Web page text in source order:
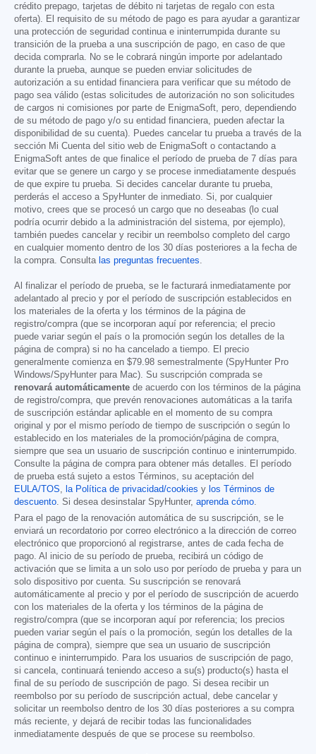
crédito prepago, tarjetas de débito ni tarjetas de regalo con esta
oferta). El requisito de su método de pago es para ayudar a garantizar
una protección de seguridad continua e ininterrumpida durante su
transición de la prueba a una suscripción de pago, en caso de que
decida comprarla. No se le cobrará ningún importe por adelantado
durante la prueba, aunque se pueden enviar solicitudes de
autorización a su entidad financiera para verificar que su método de
pago sea válido (estas solicitudes de autorización no son solicitudes
de cargos ni comisiones por parte de EnigmaSoft, pero, dependiendo
de su método de pago y/o su entidad financiera, pueden afectar la
disponibilidad de su cuenta). Puedes cancelar tu prueba a través de la
sección Mi Cuenta del sitio web de EnigmaSoft o contactando a
EnigmaSoft antes de que finalice el período de prueba de 7 días para
evitar que se genere un cargo y se procese inmediatamente después
de que expire tu prueba. Si decides cancelar durante tu prueba,
perderás el acceso a SpyHunter de inmediato. Si, por cualquier
motivo, crees que se procesó un cargo que no deseabas (lo cual
podría ocurrir debido a la administración del sistema, por ejemplo),
también puedes cancelar y recibir un reembolso completo del cargo
en cualquier momento dentro de los 30 días posteriores a la fecha de
la compra. Consulta las preguntas frecuentes.
Al finalizar el período de prueba, se le facturará inmediatamente por
adelantado al precio y por el período de suscripción establecidos en
los materiales de la oferta y los términos de la página de
registro/compra (que se incorporan aquí por referencia; el precio
puede variar según el país o la promoción según los detalles de la
página de compra) si no ha cancelado a tiempo. El precio
generalmente comienza en $79.98 semestralmente (SpyHunter Pro
Windows/SpyHunter para Mac). Su suscripción comprada se
renovará automáticamente de acuerdo con los términos de la página
de registro/compra, que prevén renovaciones automáticas a la tarifa
de suscripción estándar aplicable en el momento de su compra
original y por el mismo período de tiempo de suscripción o según lo
establecido en los materiales de la promoción/página de compra,
siempre que sea un usuario de suscripción continuo e ininterrumpido.
Consulte la página de compra para obtener más detalles. El período
de prueba está sujeto a estos Términos, su aceptación del
EULA/TOS, la Política de privacidad/cookies y los Términos de
descuento. Si desea desinstalar SpyHunter, aprenda cómo.
Para el pago de la renovación automática de su suscripción, se le
enviará un recordatorio por correo electrónico a la dirección de correo
electrónico que proporcionó al registrarse, antes de cada fecha de
pago. Al inicio de su período de prueba, recibirá un código de
activación que se limita a un solo uso por período de prueba y para un
solo dispositivo por cuenta. Su suscripción se renovará
automáticamente al precio y por el período de suscripción de acuerdo
con los materiales de la oferta y los términos de la página de
registro/compra (que se incorporan aquí por referencia; los precios
pueden variar según el país o la promoción, según los detalles de la
página de compra), siempre que sea un usuario de suscripción
continuo e ininterrumpido. Para los usuarios de suscripción de pago,
si cancela, continuará teniendo acceso a su(s) producto(s) hasta el
final de su período de suscripción de pago. Si desea recibir un
reembolso por su período de suscripción actual, debe cancelar y
solicitar un reembolso dentro de los 30 días posteriores a su compra
más reciente, y dejará de recibir todas las funcionalidades
inmediatamente después de que se procese su reembolso.